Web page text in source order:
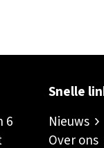
6
Snelle
Nieuws
Over ons